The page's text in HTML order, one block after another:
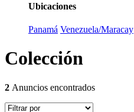
Ubicaciones
Panamá Venezuela/Maracay
Colección
2 Anuncios encontrados